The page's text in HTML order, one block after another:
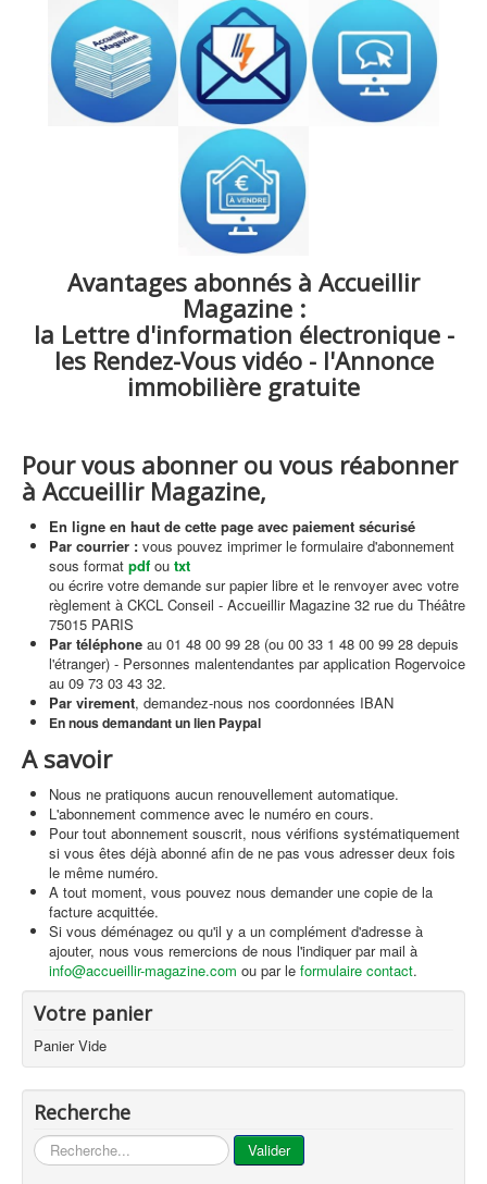
Avantages abonnés à Accueillir
Magazine :
la Lettre d'information électronique -
les Rendez-Vous vidéo - l'Annonce
immobilière gratuite
Pour vous abonner ou vous réabonner
à Accueillir Magazine,
En ligne en haut de cette page avec paiement sécurisé
Par courrier : vous pouvez imprimer le formulaire d'abonnement
sous format pdf ou txt
ou écrire votre demande sur papier libre et le renvoyer avec votre
règlement à CKCL Conseil - Accueillir Magazine 32 rue du Théâtre
75015 PARIS
Par téléphone au 01 48 00 99 28 (ou 00 33 1 48 00 99 28 depuis
l'étranger) - Personnes malentendantes par application Rogervoice
au 09 73 03 43 32.
Par virement, demandez-nous nos coordonnées IBAN
En nous demandant un lien Paypal
A savoir
Nous ne pratiquons aucun renouvellement automatique.
L'abonnement commence avec le numéro en cours.
Pour tout abonnement souscrit, nous vérifions systématiquement
si vous êtes déjà abonné afin de ne pas vous adresser deux fois
le même numéro.
A tout moment, vous pouvez nous demander une copie de la
facture acquittée.
Si vous déménagez ou qu'il y a un complément d'adresse à
ajouter, nous vous remercions de nous l'indiquer par mail à
info@accueillir-magazine.com ou par le formulaire contact.
Votre panier
Panier Vide
Recherche
... Valider